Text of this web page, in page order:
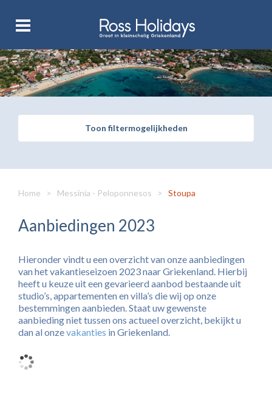
Toon filtermogelijkheden
Home > Messinia - Peloponnesos > Stoupa
Aanbiedingen 2023
Hieronder vindt u een overzicht van onze aanbiedingen
van het vakantieseizoen 2023 naar Griekenland. Hierbij
heeft u keuze uit een gevarieerd aanbod bestaande uit
studio’s, appartementen en villa’s die wij op onze
bestemmingen aanbieden. Staat uw gewenste
aanbieding niet tussen ons actueel overzicht, bekijkt u
dan al onzevakanties in Griekenland.